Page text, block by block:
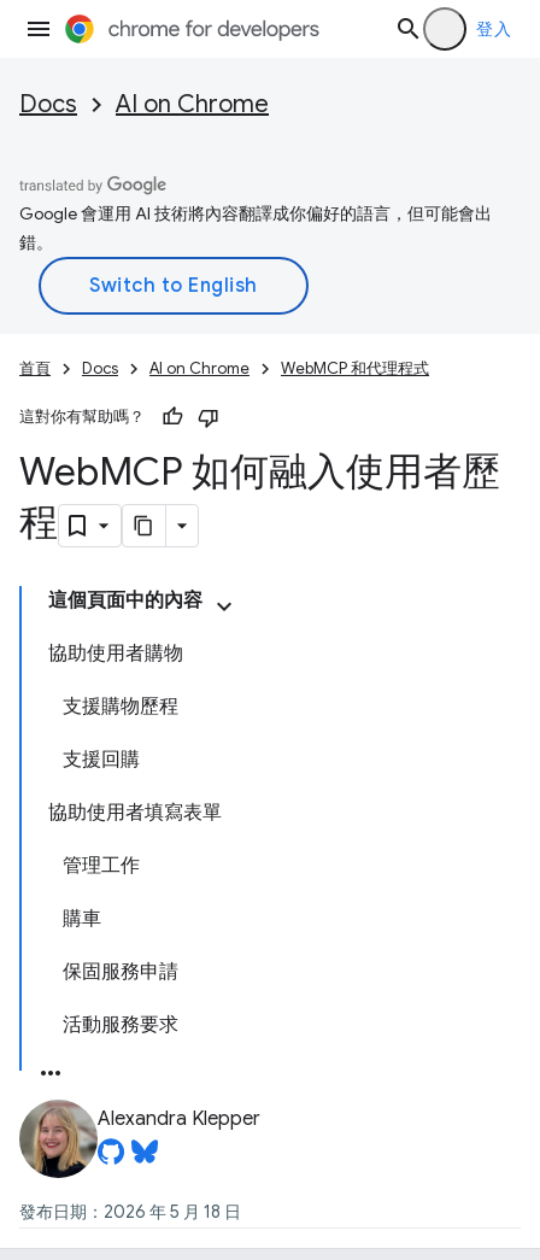
登入
Docs AI on Chrome
Google 會運用 AI 技術將內容翻譯成你偏好的語言，但可能會出
錯。
首頁 Docs AI on Chrome WebMCP 和代理程式
這對你有幫助嗎？
WebMCP 如何融入使用者歷
程
這個頁面中的內容
協助使用者購物
支援購物歷程
支援回購
協助使用者填寫表單
管理工作
購車
保固服務申請
活動服務要求
Alexandra Klepper
發布日期：2026 年 5 月 18 日